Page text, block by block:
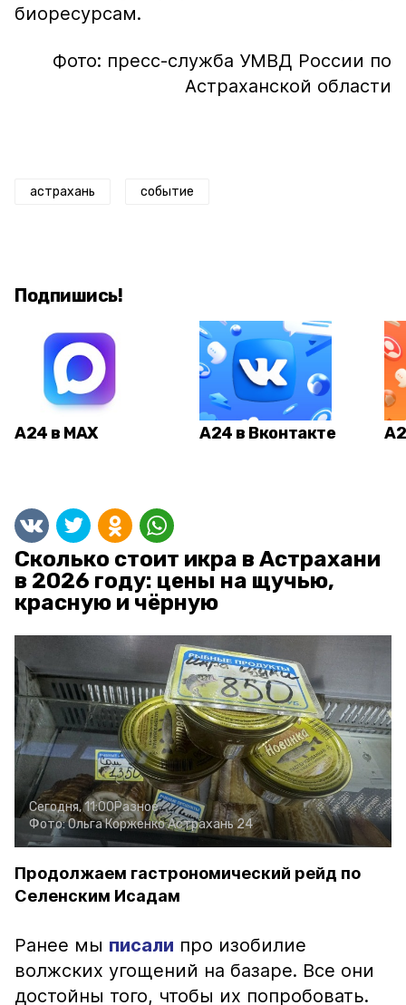
биоресурсам.
Фото: пресс-служба УМВД России по
Астраханской области
астрахань событие
Подпишись!
А24 в MAX А24 в Вконтакте
Сколько стоит икра в Астрахани
в 2026 году: цены на щучью,
красную и чёрную
Сегодня, 11:00Разное
Фото:Ольга КорженкоАстрахань 24
Продолжаем гастрономический рейд по
Селенским Исадам
Ранее мы писали про изобилие
волжских угощений на базаре. Все они
достойны того, чтобы их попробовать.